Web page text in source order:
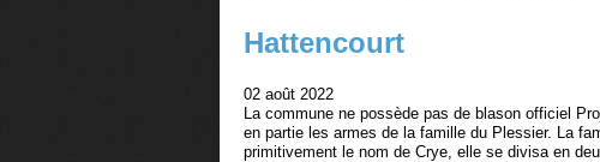
Hattencourt
02 août 2022
La commune ne possède pas de blason officiel
en partie les armes de la famille du Plessier. La
primitivement le nom de Crye, elle se divisa en